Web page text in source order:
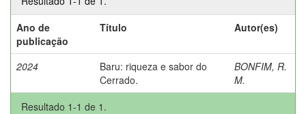
Ano de
publicação
Título Autor(es)
2024
Baru: riqueza e sabor do
Cerrado.
BONFIM, R.
M.
Resultado 1-1 de 1.